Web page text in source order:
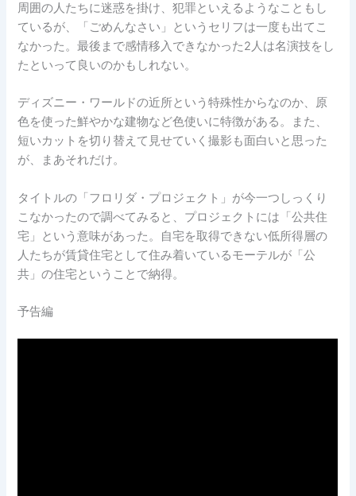
周囲の人たちに迷惑を掛け、犯罪といえるようなこともし
ているが、「ごめんなさい」というセリフは一度も出てこ
なかった。最後まで感情移入できなかった2人は名演技をし
たといって良いのかもしれない。
ディズニー・ワールドの近所という特殊性からなのか、原
色を使った鮮やかな建物など色使いに特徴がある。また、
短いカットを切り替えて見せていく撮影も面白いと思った
が、まあそれだけ。
タイトルの「フロリダ・プロジェクト」が今一つしっくり
こなかったので調べてみると、プロジェクトには「公共住
宅」という意味があった。自宅を取得できない低所得層の
人たちが賃貸住宅として住み着いているモーテルが「公
共」の住宅ということで納得。
予告編